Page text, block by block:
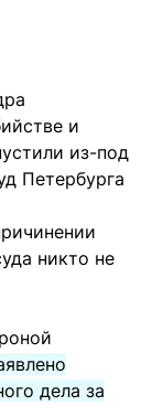
и
из-под
Петербурга
никто не
дела за